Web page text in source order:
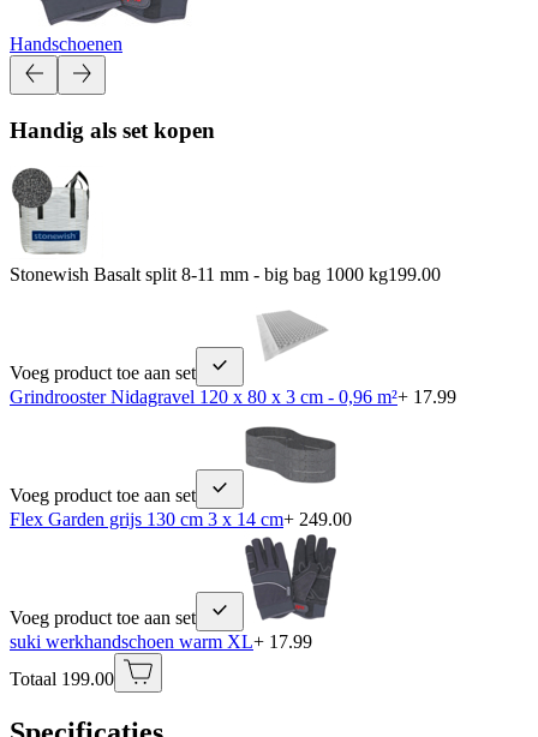
Handschoenen
Handig als set kopen
Stonewish Basalt split 8-11 mm - big bag 1000 kg199.00
Voeg product toe aan set
Grindrooster Nidagravel 120 x 80 x 3 cm - 0,96 m²+ 17.99
Voeg product toe aan set
Flex Garden grijs 130 cm 3 x 14 cm+ 249.00
Voeg product toe aan set
suki werkhandschoen warm XL+ 17.99
Totaal 199.00